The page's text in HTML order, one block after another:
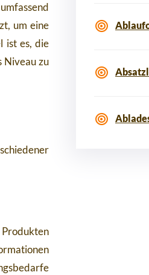
um eine
ist es, die
Niveau zu